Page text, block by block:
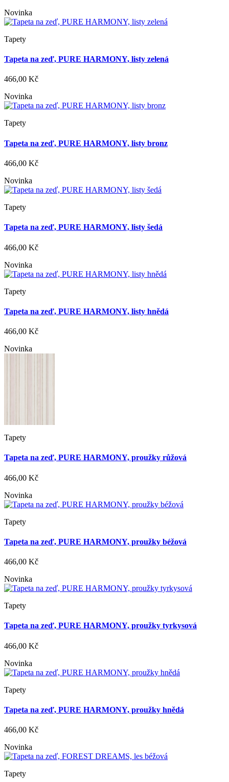
Novinka
Tapety
Tapeta na zeď, PURE HARMONY, listy zelená
466,00 Kč
Novinka
Tapety
Tapeta na zeď, PURE HARMONY, listy bronz
466,00 Kč
Novinka
Tapety
Tapeta na zeď, PURE HARMONY, listy šedá
466,00 Kč
Novinka
Tapety
Tapeta na zeď, PURE HARMONY, listy hnědá
466,00 Kč
Novinka
Tapety
Tapeta na zeď, PURE HARMONY, proužky růžová
466,00 Kč
Novinka
Tapety
Tapeta na zeď, PURE HARMONY, proužky béžová
466,00 Kč
Novinka
Tapety
Tapeta na zeď, PURE HARMONY, proužky tyrkysová
466,00 Kč
Novinka
Tapety
Tapeta na zeď, PURE HARMONY, proužky hnědá
466,00 Kč
Novinka
Tapety